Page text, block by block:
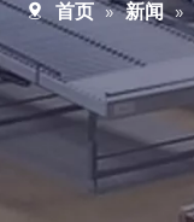
首页 » 新闻 »